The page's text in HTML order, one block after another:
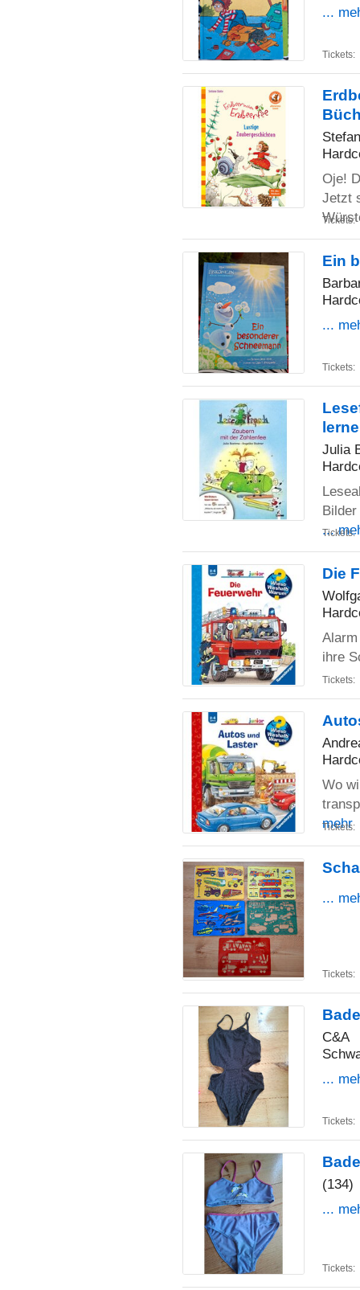
...
Tickets:
Oje!
Jetzt
Tickets:
Ein
...
Tickets:
Julia
...
Tickets:
Die
ihre
Tickets:
Wo
mehr
Tickets:
...
Tickets:
C&A
...
Tickets:
(134)
...
Tickets: